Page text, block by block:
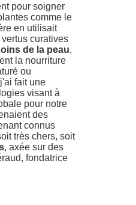
pour soigner
comme le
en utilisait
curatives
de la peau,
la nourriture
ou
fait une
visant à
pour notre
des
connus
très chers, soit
, axée sur des
fondatrice